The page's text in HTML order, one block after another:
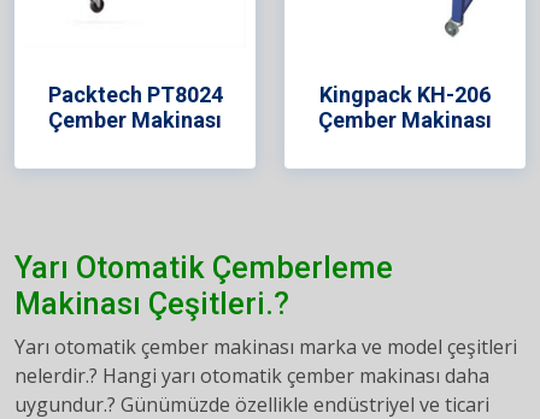
Packtech PT8024
Çember Makinası
Kingpack KH-206
Çember Makinası
Yarı Otomatik Çemberleme
Makinası Çeşitleri.?
Yarı otomatik çember makinası marka ve model çeşitleri
nelerdir.? Hangi yarı otomatik çember makinası daha
uygundur.? Günümüzde özellikle endüstriyel ve ticari